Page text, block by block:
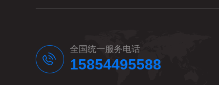
全国统一服务电话
15854495588